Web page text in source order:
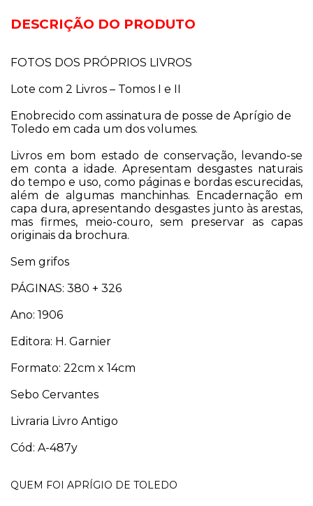
DESCRIÇÃO DO PRODUTO
FOTOS DOS PRÓPRIOS LIVROS
Lote com 2 Livros – Tomos I e II
Enobrecido com assinatura de posse de Aprígio de
Toledo em cada um dos volumes.
Livros em bom estado de conservação, levando-se
em conta a idade. Apresentam desgastes naturais
do tempo e uso, como páginas e bordas escurecidas,
além de algumas manchinhas. Encadernação em
capa dura, apresentando desgastes junto às arestas,
mas firmes, meio-couro, sem preservar as capas
originais da brochura.
Sem grifos
PÁGINAS: 380 + 326
Ano: 1906
Editora: H. Garnier
Formato: 22cm x 14cm
Sebo Cervantes
Livraria Livro Antigo
Cód: A-487y
QUEM FOI APRÍGIO DE TOLEDO